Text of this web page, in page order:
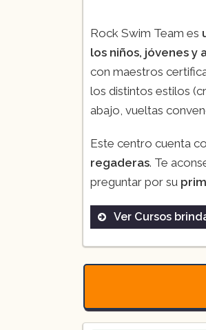
Rock Swim Team es
los niños, jóvenes
con maestros
los distintos estilos
abajo, vueltas
Este centro cuenta
regaderas. Te
preguntar por su
Ver Cursos